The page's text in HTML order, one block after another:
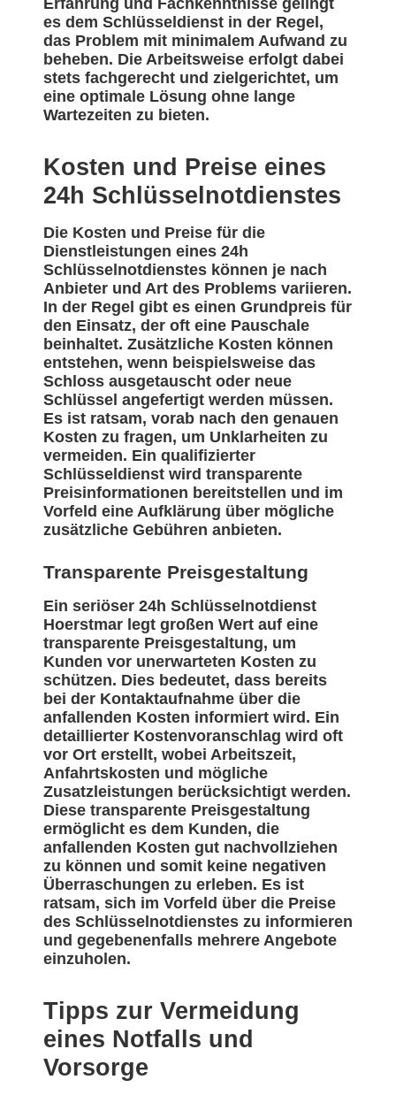
Erfahrung und Fachkenntnisse gelingt
es dem Schlüsseldienst in der Regel,
das Problem mit minimalem Aufwand zu
beheben. Die Arbeitsweise erfolgt dabei
stets fachgerecht und zielgerichtet, um
eine optimale Lösung ohne lange
Wartezeiten zu bieten.
Kosten und Preise eines
24h Schlüsselnotdienstes
Die Kosten und Preise für die
Dienstleistungen eines 24h
Schlüsselnotdienstes können je nach
Anbieter und Art des Problems variieren.
In der Regel gibt es einen Grundpreis für
den Einsatz, der oft eine Pauschale
beinhaltet. Zusätzliche Kosten können
entstehen, wenn beispielsweise das
Schloss ausgetauscht oder neue
Schlüssel angefertigt werden müssen.
Es ist ratsam, vorab nach den genauen
Kosten zu fragen, um Unklarheiten zu
vermeiden. Ein qualifizierter
Schlüsseldienst wird transparente
Preisinformationen bereitstellen und im
Vorfeld eine Aufklärung über mögliche
zusätzliche Gebühren anbieten.
Transparente Preisgestaltung
Ein seriöser 24h Schlüsselnotdienst
Hoerstmar legt großen Wert auf eine
transparente Preisgestaltung, um
Kunden vor unerwarteten Kosten zu
schützen. Dies bedeutet, dass bereits
bei der Kontaktaufnahme über die
anfallenden Kosten informiert wird. Ein
detaillierter Kostenvoranschlag wird oft
vor Ort erstellt, wobei Arbeitszeit,
Anfahrtskosten und mögliche
Zusatzleistungen berücksichtigt werden.
Diese transparente Preisgestaltung
ermöglicht es dem Kunden, die
anfallenden Kosten gut nachvollziehen
zu können und somit keine negativen
Überraschungen zu erleben. Es ist
ratsam, sich im Vorfeld über die Preise
des Schlüsselnotdienstes zu informieren
und gegebenenfalls mehrere Angebote
einzuholen.
Tipps zur Vermeidung
eines Notfalls und
Vorsorge